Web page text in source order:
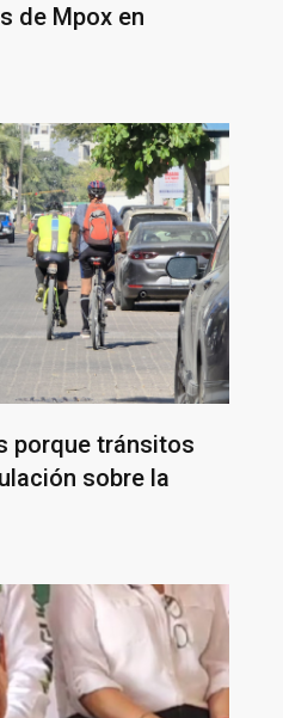
de Mpox en
porque tránsitos
sobre la